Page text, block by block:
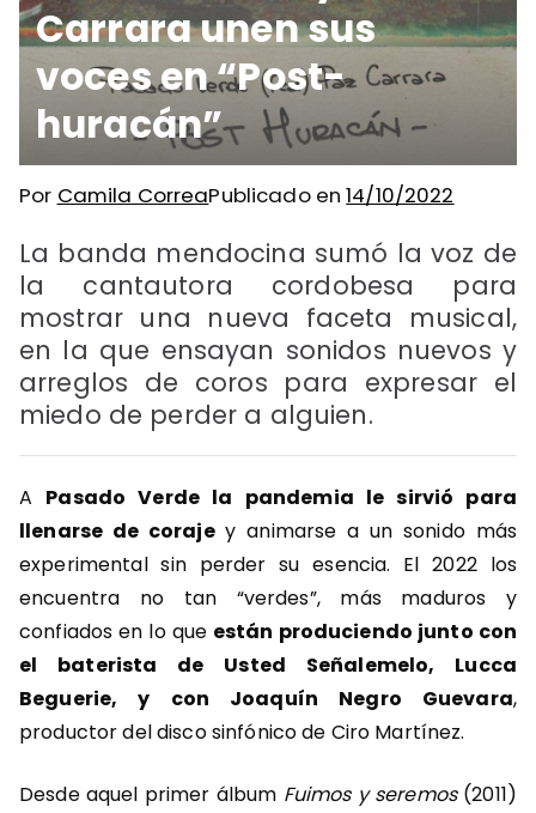
Carrara unen sus
voces en “Post-
huracán”
Por Camila CorreaPublicado en14/10/2022
La banda mendocina sumó la voz de
la cantautora cordobesa para
mostrar una nueva faceta musical,
en la que ensayan sonidos nuevos y
arreglos de coros para expresar el
miedo de perder a alguien.
A Pasado Verde la pandemia le sirvió para
llenarse de corajey animarse a un sonido más
experimental sin perder su esencia. El 2022 los
encuentra no tan “verdes”, más maduros y
confiados en lo que están produciendo junto con
el baterista de Usted Señalemelo, Lucca
Beguerie, y con Joaquín Negro Guevara,
productor del disco sinfónico de Ciro Martínez.
Desde aquel primer álbum Fuimos y seremos(2011)